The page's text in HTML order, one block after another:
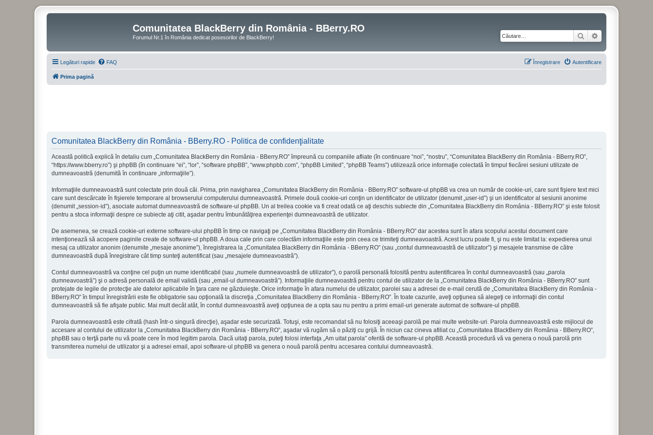
Comunitatea BlackBerry din România - BBerry.RO
Forumul Nr.1 în România dedicat posesorilor de BlackBerry! Căutare
Legături rapide FAQ Autentificare
Înregistrare
Prima pagină
Comunitatea BlackBerry din România - BBerry.RO - Politica de confidenţialitate
Această politică explică în detaliu cum „Comunitatea BlackBerry din România - BBerry.RO” împreună cu companiile afliate (în continuare “noi”, “nostru”, “Comunitatea BlackBerry din România - BBerry.RO”,
“https://www.bberry.ro”) şi phpBB (în continuare “ei”, “lor”, “software phpBB”, “www.phpbb.com”, “phpBB Limited”, “phpBB Teams”) utilizează orice informaţie colectată în timpul fiecărei sesiuni utilizate de
dumneavoastră (denumită în continuare „informaţiile”).
Informaţiile dumneavoastră sunt colectate prin două căi. Prima, prin navigharea „Comunitatea BlackBerry din România - BBerry.RO” software-ul phpBB va crea un număr de cookie-uri, care sunt fişiere text mici
care sunt descărcate în fişierele temporare al browserului computerului dumneavoastră. Primele două cookie-uri conţin un identificator de utilizator (denumit „user-id”) şi un identificator al sesiunii anonime
(denumit „session-id”), asociate automat dumneavoastră de software-ul phpBB. Un al treilea cookie va fi creat odată ce aţi deschis subiecte din „Comunitatea BlackBerry din România - BBerry.RO” şi este folosit
pentru a stoca informaţii despre ce subiecte aţi citit, aşadar pentru îmbunătăţirea experienţei dumneavoastră de utilizator.
De asemenea, se crează cookie-uri externe software-ului phpBB în timp ce navigaţi pe „Comunitatea BlackBerry din România - BBerry.RO” dar acestea sunt în afara scopului acestui document care
intenţionează să acopere paginile create de software-ul phpBB. A doua cale prin care colectăm informaţiile este prin ceea ce trimiteţi dumneavoastră. Acest lucru poate fi, şi nu este limitat la: expedierea unui
mesaj ca utilizator anonim (denumite „mesaje anonime”), înregistrarea la „Comunitatea BlackBerry din România - BBerry.RO” (sau „contul dumneavoastră de utilizator”) şi mesajele transmise de către
dumneavoastră după înregistrare cât timp sunteţi autentificat (sau „mesajele dumneavoastră”).
Contul dumneavoastră va conţine cel puţin un nume identificabil (sau „numele dumneavoastră de utilizator”), o parolă personală folosită pentru autentificarea în contul dumneavoastră (sau „parola
dumneavoastră”) şi o adresă personală de email validă (sau „email-ul dumneavoastră”). Informaţiile dumneavoastră pentru contul de utilizator de la „Comunitatea BlackBerry din România - BBerry.RO” sunt
protejate de legile de protecţie ale datelor aplicabile în ţara care ne găzduieşte. Orice informaţie în afara numelui de utilizator, parolei sau a adresei de e-mail cerută de „Comunitatea BlackBerry din România -
BBerry.RO” în timpul înregistrării este fie obligatorie sau opţională la discreţia „Comunitatea BlackBerry din România - BBerry.RO”. În toate cazurile, aveţi opţiunea să alegeţi ce informaţii din contul
dumneavoastră să fie afişate public. Mai mult decât atât, în contul dumneavoastră aveţi opţiunea de a opta sau nu pentru a primi email-uri generate automat de software-ul phpBB.
Parola dumneavoastră este cifrată (hash într-o singură direcţie), aşadar este securizată. Totuşi, este recomandat să nu folosiţi aceeaşi parolă pe mai multe website-uri. Parola dumneavoastră este mijlocul de
accesare al contului de utilizator la „Comunitatea BlackBerry din România - BBerry.RO”, aşadar vă rugăm să o păziţi cu grijă. În niciun caz cineva afiliat cu „Comunitatea BlackBerry din România - BBerry.RO”,
phpBB sau o terţă parte nu vă poate cere în mod legitim parola. Dacă uitaţi parola, puteţi folosi interfaţa „Am uitat parola” oferită de software-ul phpBB. Această procedură vă va genera o nouă parolă prin
transmiterea numelui de utilizator şi a adresei email, apoi software-ul phpBB va genera o nouă parolă pentru accesarea contului dumneavoastră.